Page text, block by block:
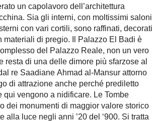
un capolavoro dell’architettura
Sia gli interni, con moltissimi saloni
con vari cortili, sono raffinati, decorati
materiali di pregio. Il Palazzo El Badi è
del Palazzo Reale, non un vero
resta di una delle dimore più sfarzose al
re Saadiane Ahmad al-Mansur attorno
di attrazione anche perché prediletto
qui vengono a nidificare. Le Tombe
dei monumenti di maggior valore storico
alla luce negli anni ’20 del ‘900. Si tratta